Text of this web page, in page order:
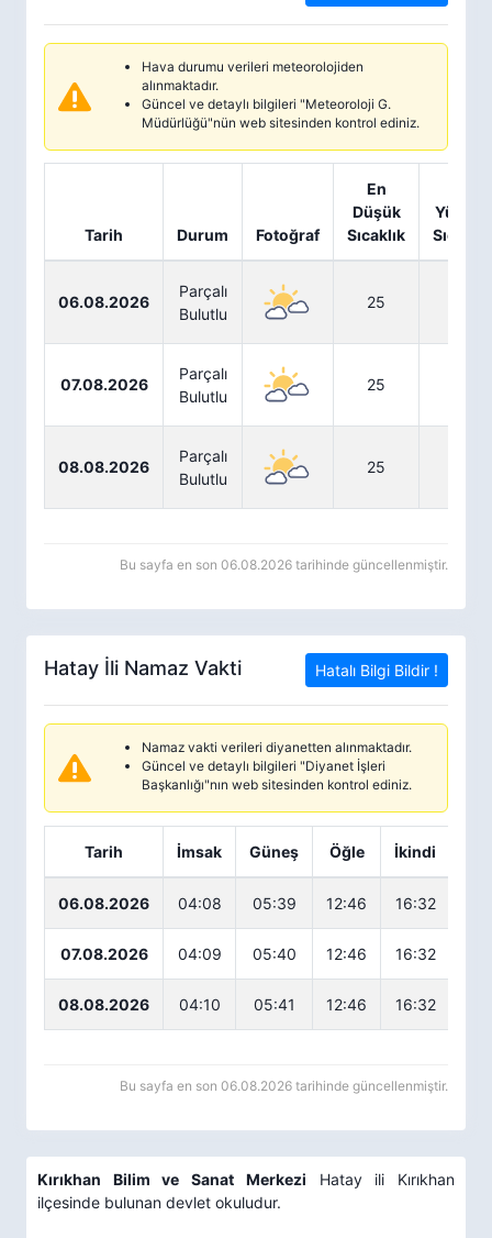
Hava durumu verileri meteorolojiden
alınmaktadır.
Güncel ve detaylı bilgileri "Meteoroloji G.
Müdürlüğü"nün web sitesinden kontrol ediniz.
Tarih Durum Fotoğraf
En
Düşük
Sıcaklık
Yüksek
Sıcaklık
06.08.2026
Parçalı
Bulutlu
25
07.08.2026
Parçalı
Bulutlu
25
08.08.2026
Parçalı
Bulutlu
25
Bu sayfa en son 06.08.2026 tarihinde güncellenmiştir.
Hatay İli Namaz Vakti Hatalı Bilgi Bildir !
Namaz vakti verileri diyanetten alınmaktadır.
Güncel ve detaylı bilgileri "Diyanet İşleri
Başkanlığı"nın web sitesinden kontrol ediniz.
Tarih İmsak Güneş Öğle İkindi
06.08.2026 04:08 05:39 12:46 16:32
07.08.2026 04:09 05:40 12:46 16:32
08.08.2026 04:10 05:41 12:46 16:32
Bu sayfa en son 06.08.2026 tarihinde güncellenmiştir.
Kırıkhan Bilim ve Sanat Merkezi Hatay ili Kırıkhan
ilçesinde bulunan devlet okuludur.